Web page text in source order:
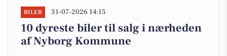
BILER 31-07-2026 14:15
10 dyreste biler til salg i nærheden
af Nyborg Kommune